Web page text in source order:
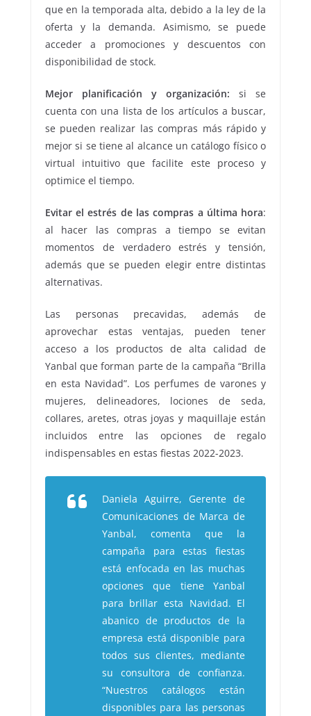
que en la temporada alta, debido a la ley de la
oferta y la demanda. Asimismo, se puede
acceder a promociones y descuentos con
disponibilidad de stock.
Mejor planificación y organización:si se
cuenta con una lista de los artículos a buscar,
se pueden realizar las compras más rápido y
mejor si se tiene al alcance un catálogo físico o
virtual intuitivo que facilite este proceso y
optimice el tiempo.
Evitar el estrés de las compras a última hora:
al hacer las compras a tiempo se evitan
momentos de verdadero estrés y tensión,
además que se pueden elegir entre distintas
alternativas.
Las personas precavidas, además de
aprovechar estas ventajas, pueden tener
acceso a los productos de alta calidad de
Yanbal que forman parte de la campaña “Brilla
en esta Navidad”. Los perfumes de varones y
mujeres, delineadores, lociones de seda,
collares, aretes, otras joyas y maquillaje están
incluidos entre las opciones de regalo
indispensables en estas fiestas 2022-2023.
Daniela Aguirre, Gerente de
Comunicaciones de Marca de
Yanbal, comenta que la
campaña para estas fiestas
está enfocada en las muchas
opciones que tiene Yanbal
para brillar esta Navidad. El
abanico de productos de la
empresa está disponible para
todos sus clientes, mediante
su consultora de confianza.
“Nuestros catálogos están
disponibles para las personas